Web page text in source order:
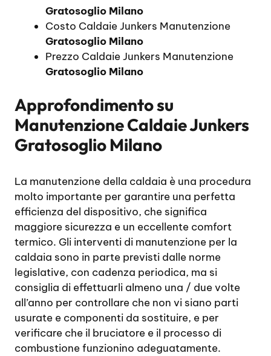
Gratosoglio Milano
Costo Caldaie Junkers Manutenzione
Gratosoglio Milano
Prezzo Caldaie Junkers Manutenzione
Gratosoglio Milano
Approfondimento su
Manutenzione Caldaie Junkers
Gratosoglio Milano
La manutenzione della caldaia è una procedura
molto importante per garantire una perfetta
efficienza del dispositivo, che significa
maggiore sicurezza e un eccellente comfort
termico. Gli interventi di manutenzione per la
caldaia sono in parte previsti dalle norme
legislative, con cadenza periodica, ma si
consiglia di effettuarli almeno una / due volte
all’anno per controllare che non vi siano parti
usurate e componenti da sostituire, e per
verificare che il bruciatore e il processo di
combustione funzionino adeguatamente.